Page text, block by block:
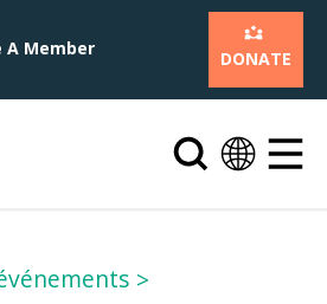
A Member DONATE